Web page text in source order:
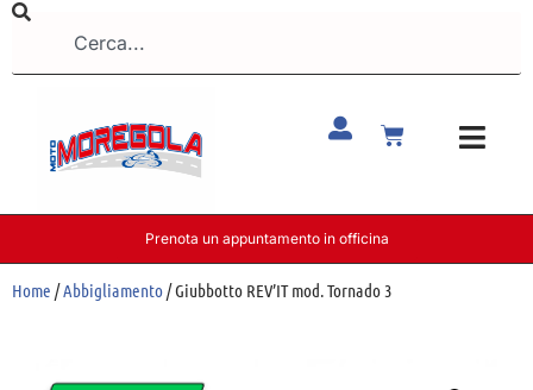
Prenota un appuntamento in officina
Home /Abbigliamento / Giubbotto REV’IT mod. Tornado 3